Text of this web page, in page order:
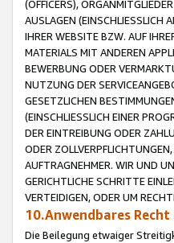
(OFFICERS),
AUSLAGEN (EINSCHLIESSLICH
IHRER WEBSITE BZW. AUF
MATERIALS MIT ANDEREN
BEWERBUNG ODER
NUTZUNG DER
GESETZLICHEN
(EINSCHLIESSLICH EINER
DER EINTREIBUNG ODER
ODER
AUFTRAGNEHMER. WIR UND
GERICHTLICHE SCHRITTE
VERTEIDIGEN, ODER UM
10.Anwendbares
Die Beilegung etwaiger